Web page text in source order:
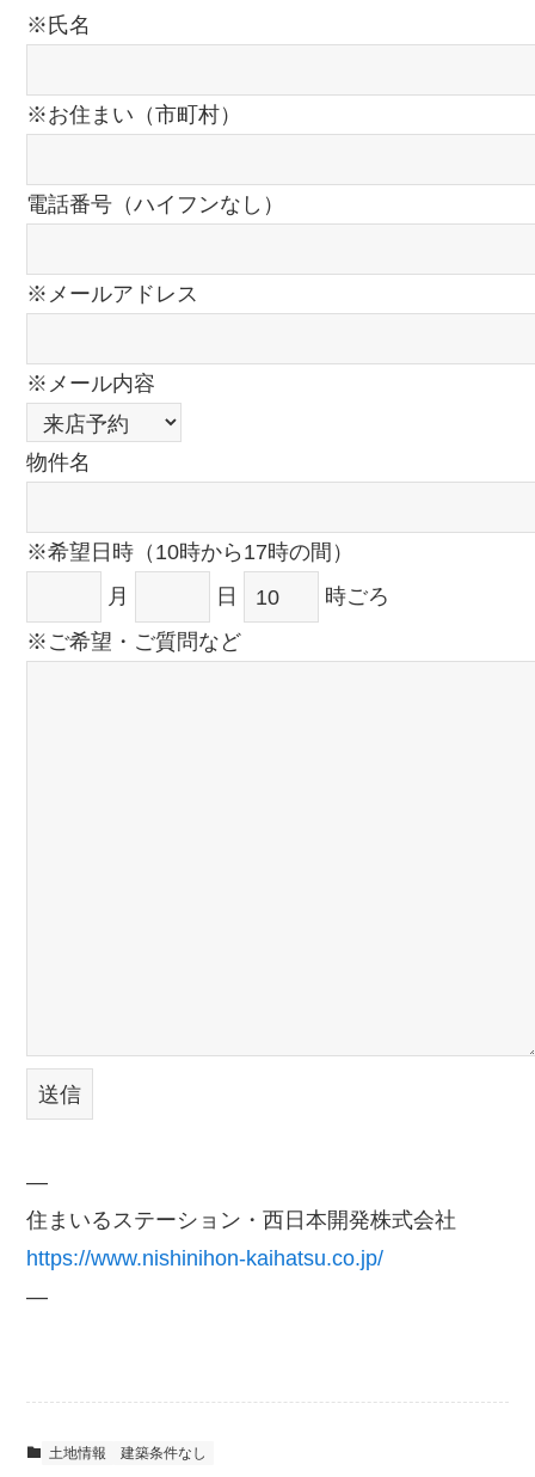
※氏名
※お住まい（市町村）
電話番号（ハイフンなし）
※メールアドレス
※メール内容
物件名
※希望日時（10時から17時の間）
月
日
時ごろ
※ご希望・ご質問など
—
住まいるステーション・西日本開発株式会社
https://www.nishinihon-kaihatsu.co.jp/
—
土地情報 建築条件なし